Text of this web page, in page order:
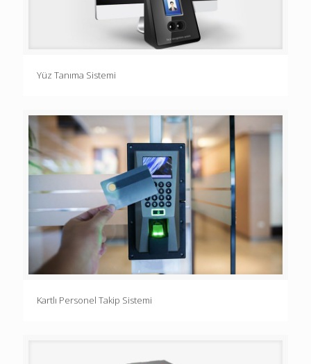
Yüz Tanıma Sistemi
Kartlı Personel Takip Sistemi